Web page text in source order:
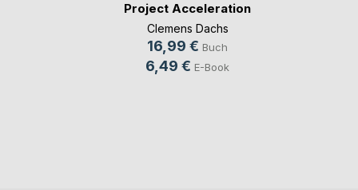
Project Acceleration
Clemens Dachs
16,99 € Buch
6,49 € E-Book